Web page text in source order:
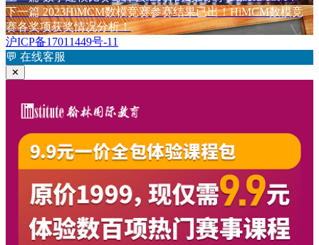
章
导
航
篇
文
章：
下一篇 下
篇
文
章：
2023HiMCM数模竞赛参赛结果已出！HiMCM数模竞
赛各奖项获奖情况分析！
沪ICP备17011449号-11
💬 在线客服
✕